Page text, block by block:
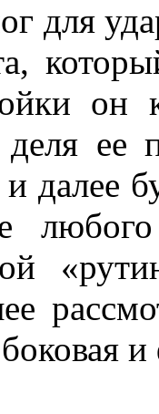
для
он
ее
далее
и